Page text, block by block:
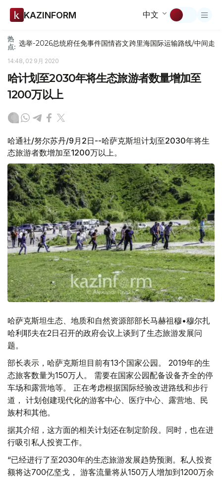
KAZINFORM 中文
热
点: 选举-2026总统府任免事件国情咨文跨里海国际运输路线/中间走廊
14:48, 02 9月 2020
哈计划至2030年将生态旅游者数量增加至
1200万以上
哈通社/努尔苏丹/9月2日--哈萨克斯坦计划至2030年将生
态旅游者数增加至1200万以上。
哈萨克斯坦生态、地质和自然资源部部长马赫祖穆•穆尔扎
哈利耶夫在2日召开的政府会议上谈到了生态旅游发展问
题。
部长表示，哈萨克斯坦目前有13个国家公园。 2019年的生
态旅客数量为150万人。 需要在国家公园配备设备齐全的停
车场和露营地等。 正在考虑根据国际经验改进路线和步行
道， 计划创建现代化的游客中心、医疗中心、露营地、民
族村和其他。
据其介绍，这方面的相关计划还在制定阶段。同时，也在进
行吸引私人投资工作。
“已经进行了至2030年的生态旅游发展趋势预测。私人投资
额将达700亿坚戈， 游客流量将从150万人增加到1200万余